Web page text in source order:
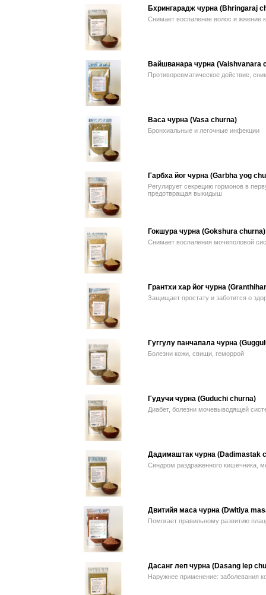
Бхрингарадж чурна (Bhringaraj
Снимает воспаление волос и жжение
Вайшванара чурна (Vaishvanara
Противоревматическое действие,
Васа чурна (Vasa churna)
Бронхиальные и легочные инфекции
Гарбха йог чурна (Garbha yog
Регулирует секрецию гормонов в
предотвращая выкидыш
Гокшура чурна (Gokshura churna)
Снимает воспаления мочеполовой
Грантхи хар йог чурна
Защищает простату и заботится о
Гуггулу панчапала чурна
Болезни кожи, свищи, геморрой
Гудучи чурна (Guduchi churna)
Диабет, болезни мочевыводящей
Дадимаштак чурна (Dadimastak
Синдром раздраженного кишечника,
Двитийя маса чурна (Dwitiya
Помогает правильному развитию
Дасанг леп чурна (Dasang lep
Наружнее применение: заболевания